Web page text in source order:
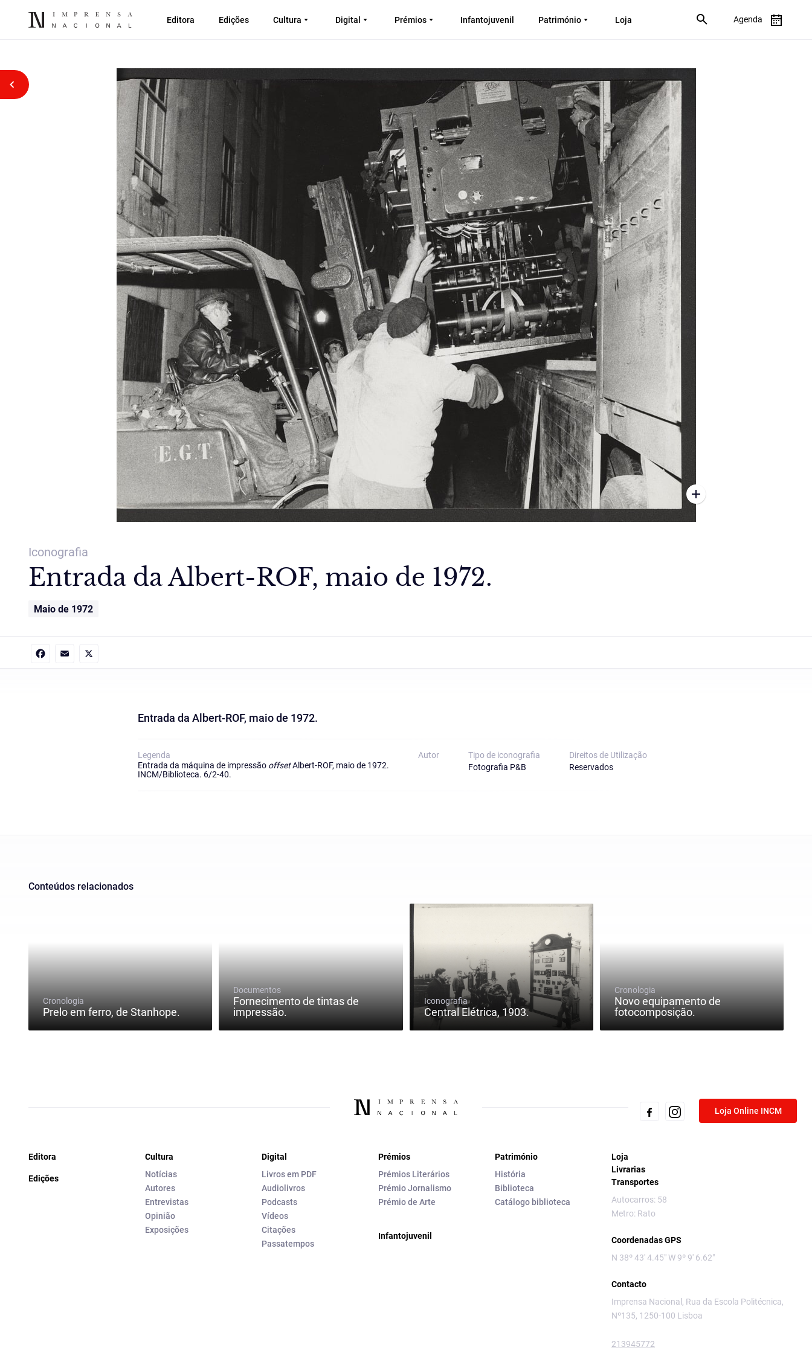
Editora Edições Cultura Digital Prémios Infantojuvenil Património Loja Agenda
Voltar atrás
Iconografia
Entrada da Albert-ROF, maio de 1972.
Maio de 1972
Entrada da Albert-ROF, maio de 1972.
Legenda
Entrada da máquina de impressão offsetAlbert-ROF, maio de 1972.
INCM/Biblioteca. 6/2-40.
Autor
Tipo de iconografia
Fotografia P&B
Direitos de Utilização
Reservados
Conteúdos relacionados
Cronologia
Prelo em ferro, de Stanhope.
Documentos
Fornecimento de tintas de
impressão.
Iconografia
Central Elétrica, 1903.
Cronologia
Novo equipamento de
fotocomposição.
Loja Online INCM
Editora
Edições
Cultura
Notícias
Autores
Entrevistas
Opinião
Exposições
Digital
Livros em PDF
Audiolivros
Podcasts
Vídeos
Citações
Passatempos
Prémios
Prémios Literários
Prémio Jornalismo
Prémio de Arte
Infantojuvenil
Património
História
Biblioteca
Catálogo biblioteca
Loja
Livrarias
Transportes
Autocarros: 58
Metro: Rato
Coordenadas GPS
N 38º 43' 4.45" W 9º 9' 6.62"
Contacto
Imprensa Nacional, Rua da Escola Politécnica,
Nº135, 1250-100 Lisboa
213945772